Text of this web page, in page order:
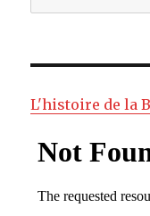
pour
L'histoire de la